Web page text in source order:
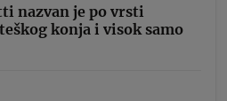
nazvan je po vrsti
konja i visok samo